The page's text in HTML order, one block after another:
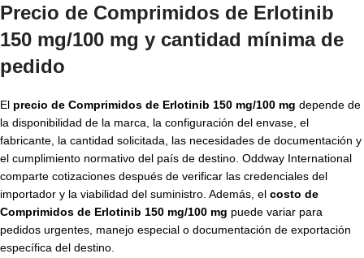
Precio de Comprimidos de Erlotinib
150 mg/100 mg y cantidad mínima de
pedido
El precio de Comprimidos de Erlotinib 150 mg/100 mg depende de
la disponibilidad de la marca, la configuración del envase, el
fabricante, la cantidad solicitada, las necesidades de documentación y
el cumplimiento normativo del país de destino. Oddway International
comparte cotizaciones después de verificar las credenciales del
importador y la viabilidad del suministro. Además, el costo de
Comprimidos de Erlotinib 150 mg/100 mg puede variar para
pedidos urgentes, manejo especial o documentación de exportación
específica del destino.